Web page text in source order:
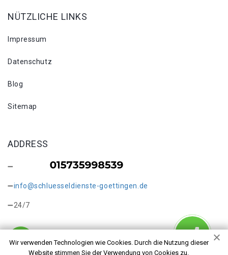
Wir verwenden Technologien wie Cookies. Durch die Nutzung dieser
Website stimmen Sie der Verwendung von Cookies zu.
NÜTZLICHE LINKS
Impressum
Datenschutz
Blog
Sitemap
ADDRESS
info@schluesseldienste-goettingen.de
24/7